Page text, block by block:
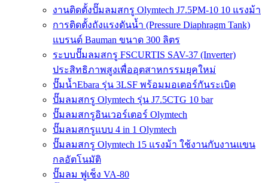
งานติดตั้งปั๊มลมสกรู Olymtech J7.5PM-10 10 แรงม้า
การติดตั้งถังแรงดันน้ำ (Pressure Diaphragm Tank)
แบรนด์ Bauman ขนาด 300 ลิตร
ระบบปั๊มลมสกรู FSCURTIS SAV-37 (Inverter)
ประสิทธิภาพสูงเพื่ออุตสาหกรรมยุคใหม่
ปั๊มน้ำEbara รุ่น 3LSF พร้อมมอเตอร์กันระเบิด
ปั๊มลมสกรู Olymtech รุ่น J7.5CTG 10 bar
ปั๊มลมสกรูอินเวอร์เตอร์ Olymtech
ปั๊มลมสกรูแบบ 4 in 1 Olymtech
ปั๊มลมสกรู Olymtech 15 แรงม้า ใช้งานกับงานแขน
กลอัตโนมัติ
ปั๊มลม ฟูเช็ง VA-80